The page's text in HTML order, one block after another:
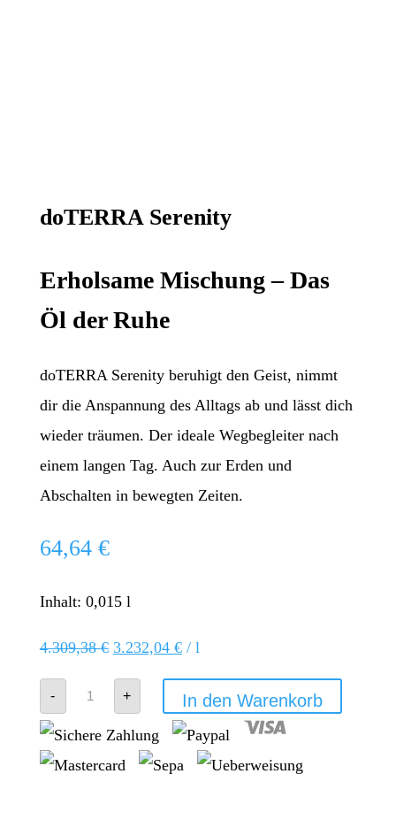
doTERRA Serenity
Erholsame Mischung – Das
Öl der Ruhe
doTERRA Serenity beruhigt den Geist, nimmt
dir die Anspannung des Alltags ab und lässt dich
wieder träumen. Der ideale Wegbegleiter nach
einem langen Tag. Auch zur Erden und
Abschalten in bewegten Zeiten.
64,64 €
Inhalt: 0,015 l
4.309,38€ 3.232,04 €/ l
-
doTERRA
Serenity
+ In den Warenkorb